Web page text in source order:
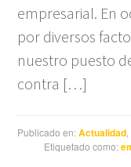
empresarial. En
por diversos
nuestro puesto
contra […]
Publicado en:Actualidad
Etiquetado como: